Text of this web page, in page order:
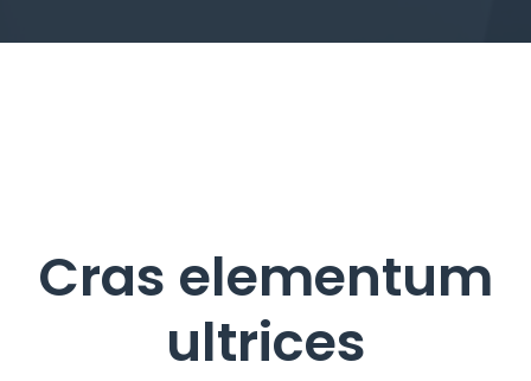
Cras elementum
ultrices